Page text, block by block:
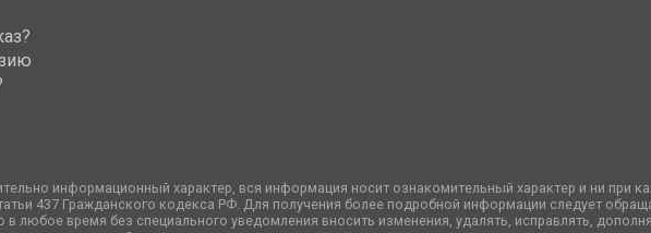
информационный характер, вся информация носит ознакомительный характер и ни при
437 Гражданского кодекса РФ. Для получения более подробной информации следует
любое время без специального уведомления вносить изменения, удалять, исправлять,